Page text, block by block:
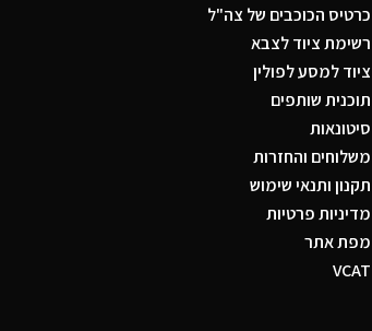
כרטיס הכוכבים של צה"ל
רשימת ציוד לצבא
ציוד למסע לפולין
תוכנית שותפים
סיטונאות
משלוחים והחזרות
תקנון ותנאי שימוש
מדיניות פרטיות
מפת אתר
VCAT